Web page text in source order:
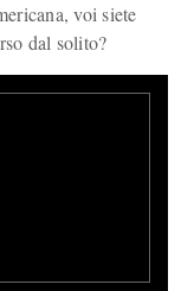
voi siete
dal solito?